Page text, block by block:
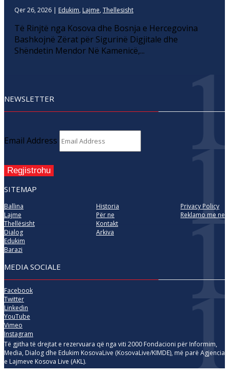
Qer 26, 2026 | Edukim, Lajme, Thellesisht
Të Rinjtë nga Kosova dhe Bosnja e Hercegovina
Bashkojnë Zërat për Sigurinë Digjitale dhe
Shëndetin Mendor Në Kamenicë,...
NEWSLETTER
Email Address
Regjistrohu
SITEMAP
Ballina
Lajme
Thellësisht
Dialog
Edukim
Barazi
Historia
Për ne
Kontakt
Arkiva
Privacy Policy
Reklamo me ne
MEDIA SOCIALE
Facebook
Twitter
Linkedin
YouTube
Vimeo
Instagram
Të gjitha të drejtat e rezervuara që nga viti 2000 Fondacioni për Informim,
Media, Dialog dhe Edukim KosovaLive (KosovaLive/KIMDE), më parë Agjencia
e Lajmeve Kosova Live (AKL).